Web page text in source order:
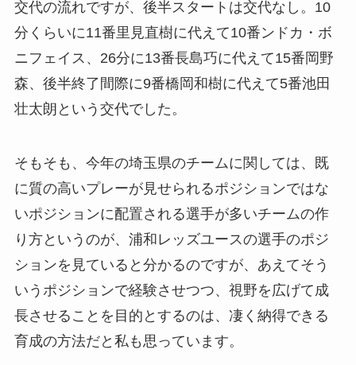
交代の流れですが、後半スタートは交代なし。10
分くらいに11番里見直樹に代えて10番ンドカ・ボ
ニフェイス、26分に13番長島巧に代えて15番岡野
森、後半終了間際に9番橋岡和樹に代えて5番池田
壮太朗という交代でした。
そもそも、今年の埼玉県のチームに関しては、既
に質の高いプレーが見せられるポジションではな
いポジションに配置される選手が多いチームの作
り方というのが、浦和レッズユースの選手のポジ
ションを見ていると分かるのですが、あえてそう
いうポジションで経験させつつ、視野を広げて成
長させることを目的とするのは、凄く納得できる
育成の方法だと私も思っています。